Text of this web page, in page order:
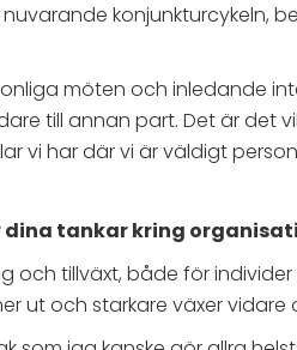
möten och inledande
till annan part. Det är
vi har där vi är väldigt
dina tankar kring
och tillväxt, både för
ut och starkare växer vidare